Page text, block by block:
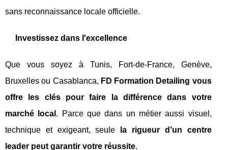
sans reconnaissance locale officielle.
Investissez dans l'excellence
Que vous soyez à Tunis, Fort-de-France, Genève,
Bruxelles ou Casablanca, FD Formation Detailing vous
offre les clés pour faire la différence dans votre
marché local . Parce que dans un métier aussi visuel,
technique et exigeant, seule
la rigueur d’un centre
leader peut garantir votre réussite.